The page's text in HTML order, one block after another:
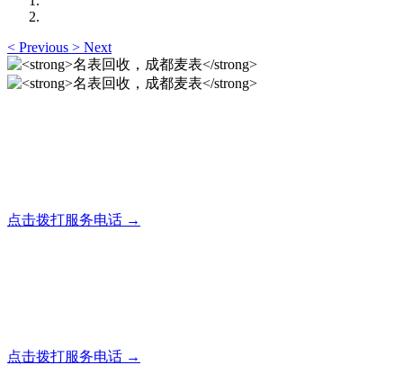
< Previous > Next
点击拨打服务电话 →
点击拨打服务电话 →